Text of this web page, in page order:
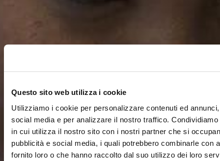
Questo sito web utilizza i cookie
Utilizziamo i cookie per personalizzare contenuti ed
social media e per analizzare il nostro traffico.
in cui utilizza il nostro sito con i nostri partner che si
pubblicità e social media, i quali potrebbero combinarle con
fornito loro o che hanno raccolto dal suo utilizzo dei loro